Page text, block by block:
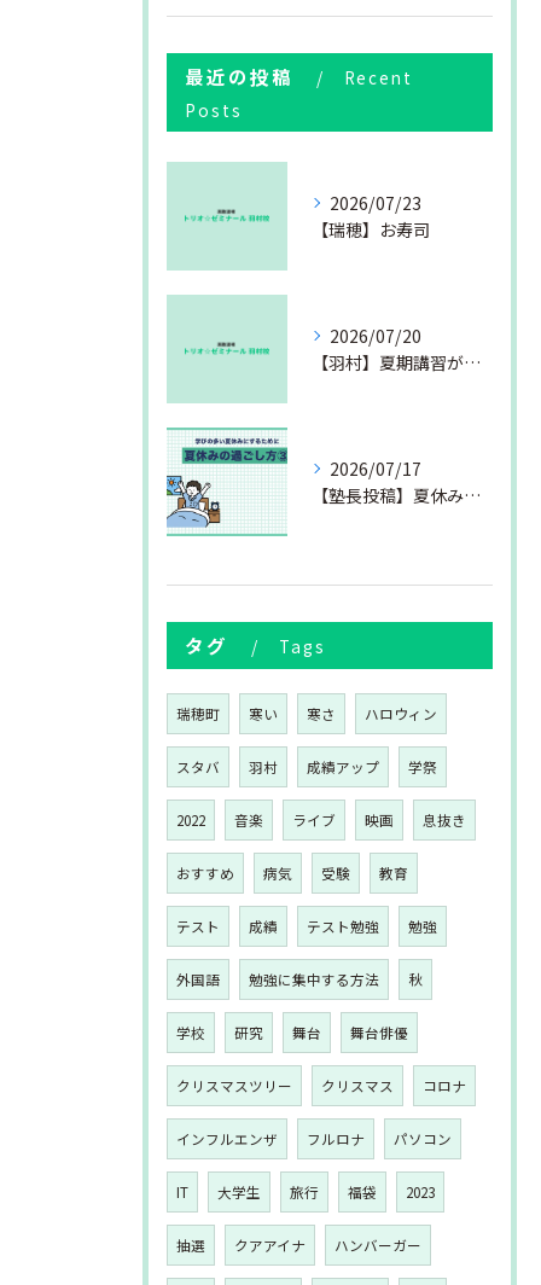
最近の投稿
Recent
Posts
2026/07/23
【瑞穂】お寿司
2026/07/20
【羽村】夏期講習が始まりました
2026/07/17
【塾長投稿】夏休みの過ごし方③
タグ Tags
瑞穂町 寒い 寒さ ハロウィン
スタバ 羽村 成績アップ 学祭
2022 音楽 ライブ 映画 息抜き
おすすめ 病気 受験 教育
テスト 成績 テスト勉強 勉強
外国語 勉強に集中する方法 秋
学校 研究 舞台 舞台俳優
クリスマスツリー クリスマス コロナ
インフルエンザ フルロナ パソコン
IT 大学生 旅行 福袋 2023
抽選 クアアイナ ハンバーガー